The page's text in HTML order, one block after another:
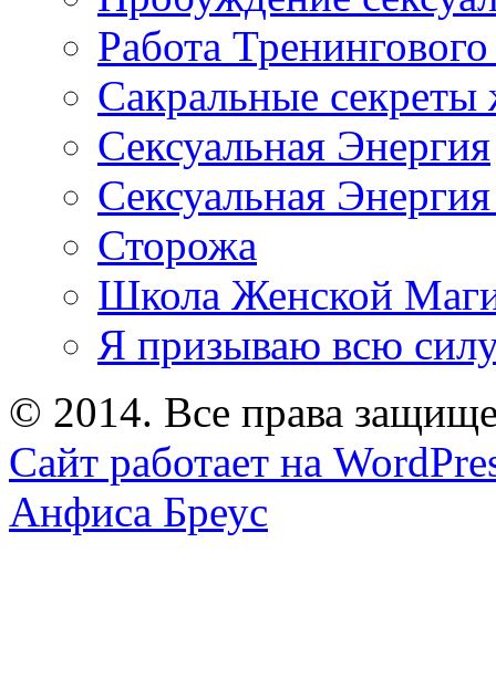
Работа
Сакральные секреты
Сексуальная Энергия
Сексуальная
Сторожа
Школа Женской
Я призываю всю
© 2014. Все права
Сайт работает на
Анфиса Бреус